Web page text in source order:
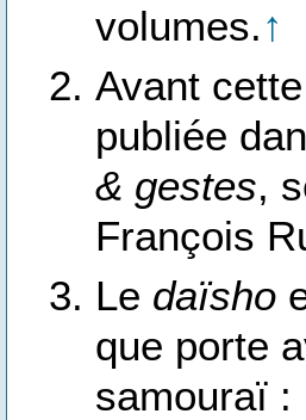
volumes.↑
Avant
publiée
& gestes,
François
Le daïsho
que porte
samouraï